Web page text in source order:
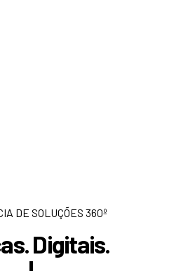
DE SOLUÇÕES 360º
Digitais.